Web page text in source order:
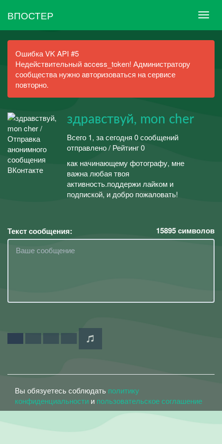
ВПОСТЕР
Ошибка VK API #5
Недействительный access_token! Администратору
сообщества нужно авторизоваться на сервисе
повторно.
здравствуй, mon cher
Всего 1, за сегодня 0 сообщений
отправлено / Рейтинг 0
как начинающему фотографу, мне
важна любая твоя
активность.поддержи лайком и
подпиской, и добро пожаловать!
Текст сообщения: 15895символов
Вы обязуетесь соблюдать политику
конфиденциальности и пользовательское соглашение